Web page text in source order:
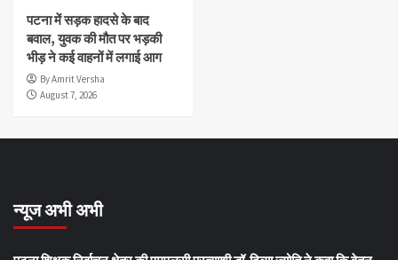
पटना में सड़क हादसे के बाद
बवाल, युवक की मौत पर भड़की
भीड़ ने कई वाहनों में लगाई आग
By Amrit Versha
August 7, 2026
न्यूज अभी अभी